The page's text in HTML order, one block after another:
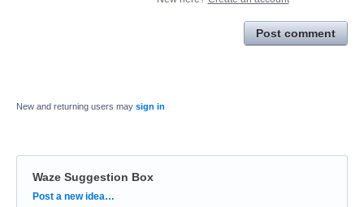
Post comment
New and returning users may sign in
Waze Suggestion Box
Categories
Post a new idea…